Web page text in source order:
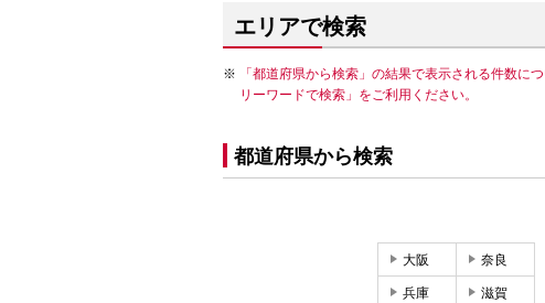
エリアで検索
「都道府県から検索」の結果で表示される件数に
リーワードで検索」をご利用ください。
都道府県から検索
大阪 奈良
兵庫 滋賀